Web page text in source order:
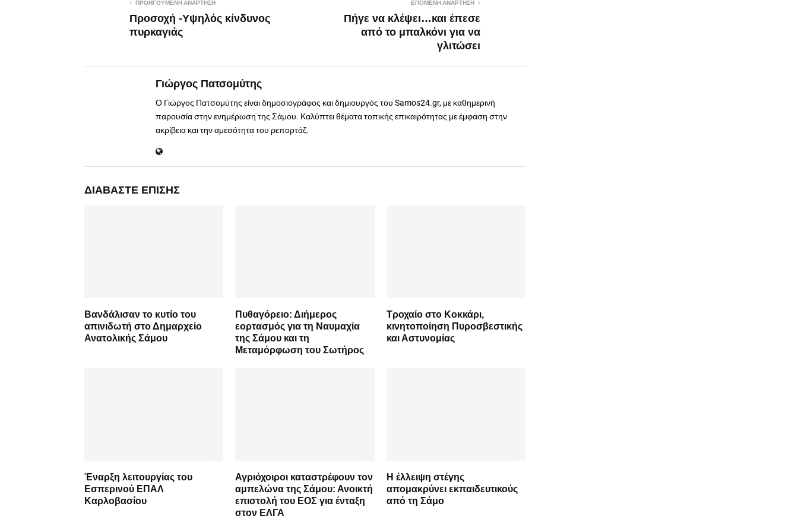
ΠΡΟΗΓΟΎΜΕΝΗ ΑΝΆΡΤΗΣΗ
Προσοχή -Υψηλός κίνδυνος
πυρκαγιάς
ΕΠΌΜΕΝΗ ΑΝΆΡΤΗΣΗ
Πήγε να κλέψει…και έπεσε
από το μπαλκόνι για να
γλιτώσει
Γιώργος Πατσομύτης
Ο Γιώργος Πατσομύτης είναι δημοσιογράφος και δημιουργός του Samos24.gr, με καθημερινή
παρουσία στην ενημέρωση της Σάμου. Καλύπτει θέματα τοπικής επικαιρότητας με έμφαση στην
ακρίβεια και την αμεσότητα του ρεπορτάζ.
ΔΙΑΒΆΣΤΕ ΕΠΊΣΗΣ
Βανδάλισαν το κυτίο του
απινιδωτή στο Δημαρχείο
Ανατολικής Σάμου
Πυθαγόρειο: Διήμερος
εορτασμός για τη Ναυμαχία
της Σάμου και τη
Μεταμόρφωση του Σωτήρος
Τροχαίο στο Κοκκάρι,
κινητοποίηση Πυροσβεστικής
και Αστυνομίας
Έναρξη λειτουργίας του
Εσπερινού ΕΠΑΛ
Καρλοβασίου
Αγριόχοιροι καταστρέφουν τον
αμπελώνα της Σάμου: Ανοικτή
επιστολή του ΕΟΣ για ένταξη
στον ΕΛΓΑ
Η έλλειψη στέγης
απομακρύνει εκπαιδευτικούς
από τη Σάμο